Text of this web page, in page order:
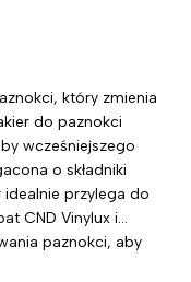
który zmienia
do paznokci
wcześniejszego
o składniki
idealnie przylega do
CND Vinylux i
paznokci, aby